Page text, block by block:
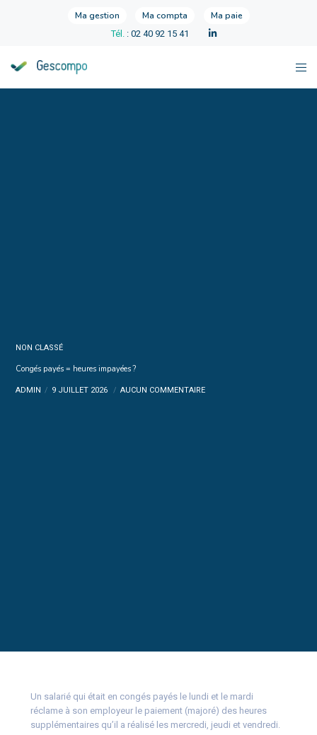
Ma gestion Ma compta Ma paie
Tél. : 02 40 92 15 41
NON CLASSÉ
Congés payés = heures impayées ?
ADMIN 9 JUILLET 2026 AUCUN COMMENTAIRE
Un salarié qui était en congés payés le lundi et le mardi
réclame à son employeur le paiement (majoré) des heures
supplémentaires qu’il a réalisé les mercredi, jeudi et vendredi.